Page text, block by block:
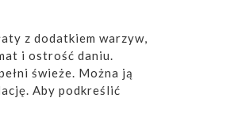
z dodatkiem warzyw,
i ostrość daniu.
świeże. Można ją
Aby podkreślić